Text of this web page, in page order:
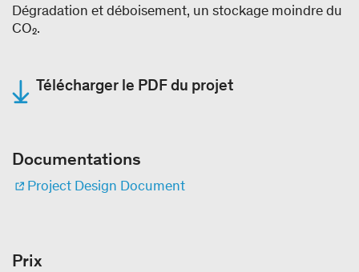
Dégradation et déboisement, un stockage moindre du
CO₂.
Télécharger le PDF du projet
Documentations
Project Design Document
Prix